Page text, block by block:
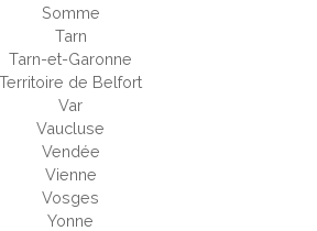
Somme
Tarn
Tarn-et-Garonne
Territoire de Belfort
Var
Vaucluse
Vendée
Vienne
Vosges
Yonne